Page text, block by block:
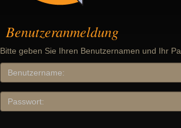
Benutzeranmeldung
Bitte geben Sie Ihren Benutzernamen und Ihr